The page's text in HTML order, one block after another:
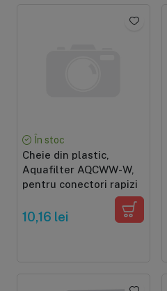
În stoc
Cheie din plastic,
Aquafilter AQCWW-W,
pentru conectori rapizi
10,16 lei